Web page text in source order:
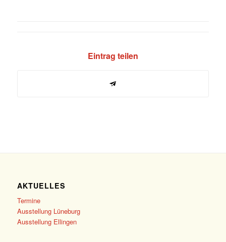
Eintrag teilen
AKTUELLES
Termine
Ausstellung Lüneburg
Ausstellung Ellingen